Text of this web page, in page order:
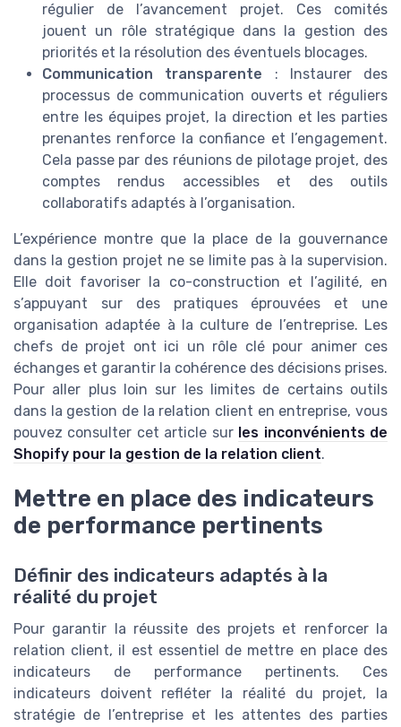
régulier de l’avancement projet. Ces comités
jouent un rôle stratégique dans la gestion des
priorités et la résolution des éventuels blocages.
Communication transparente : Instaurer des
processus de communication ouverts et réguliers
entre les équipes projet, la direction et les parties
prenantes renforce la confiance et l’engagement.
Cela passe par des réunions de pilotage projet, des
comptes rendus accessibles et des outils
collaboratifs adaptés à l’organisation.
L’expérience montre que la place de la gouvernance
dans la gestion projet ne se limite pas à la supervision.
Elle doit favoriser la co-construction et l’agilité, en
s’appuyant sur des pratiques éprouvées et une
organisation adaptée à la culture de l’entreprise. Les
chefs de projet ont ici un rôle clé pour animer ces
échanges et garantir la cohérence des décisions prises.
Pour aller plus loin sur les limites de certains outils
dans la gestion de la relation client en entreprise, vous
pouvez consulter cet article sur les inconvénients de
Shopify pour la gestion de la relation client.
Mettre en place des indicateurs
de performance pertinents
Définir des indicateurs adaptés à la
réalité du projet
Pour garantir la réussite des projets et renforcer la
relation client, il est essentiel de mettre en place des
indicateurs de performance pertinents. Ces
indicateurs doivent refléter la réalité du projet, la
stratégie de l’entreprise et les attentes des parties